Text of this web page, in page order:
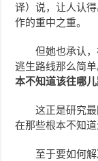
译）说，让人认
作的重中之重。
但她也承认
逃生路线那么简
本不知道该往哪儿
这正是研究
在那些根本不知道
至于要如何